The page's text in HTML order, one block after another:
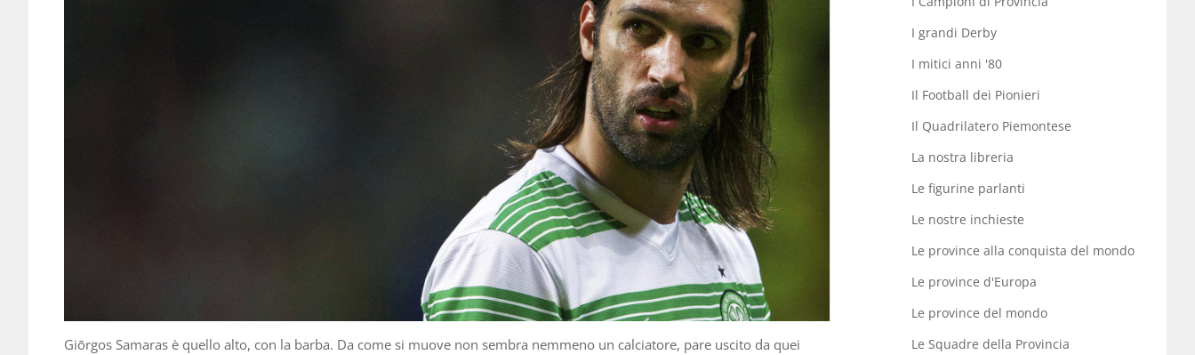
Giōrgos Samaras è quello alto, con la barba. Da come si muove non sembra nemmeno un calciatore, pare uscito da quei
I grandi Derby
I mitici anni '80
Il Football dei Pionieri
Il Quadrilatero Piemontese
La nostra libreria
Le figurine parlanti
Le nostre inchieste
Le province alla conquista del mondo
Le province d'Europa
Le province del mondo
Le Squadre della Provincia